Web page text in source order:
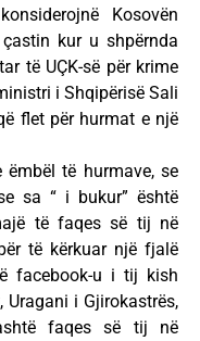
Kosovën
kur u shpërnda
të UÇK-së për krime
i Shqipërisë Sali
flet për hurmat e një
të hurmave, se
sa “ i bukur” është
të faqes së tij në
të kërkuar një fjalë
facebook-u i tij kish
Uragani i Gjirokastrës,
faqes së tij në